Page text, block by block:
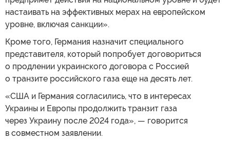
настаивать на эффективных мерах на европейском
уровне, включая санкции».
Кроме того, Германия назначит специального
представителя, который попробует договориться
о продлении украинского договора с Россией
о транзите российского газа еще на десять лет.
«США и Германия согласились, что в интересах
Украины и Европы продолжить транзит газа
через Украину после 2024 года», — говорится
в совместном заявлении.